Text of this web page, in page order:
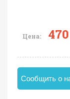
Цена: 470
Сообщить о